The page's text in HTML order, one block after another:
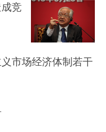
竞
市场经济体制若干